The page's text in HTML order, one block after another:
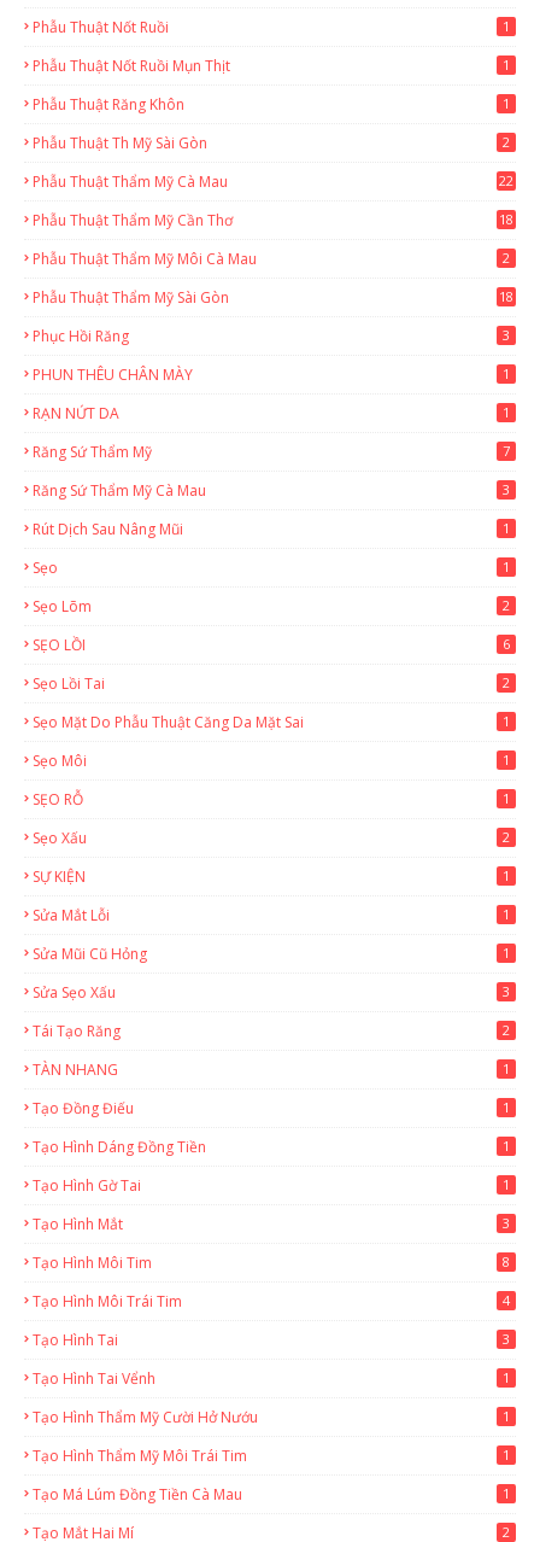
Phẫu Thuật Nốt Ruồi 1
Phẫu Thuật Nốt Ruồi Mụn Thịt 1
Phẫu Thuật Răng Khôn 1
Phẫu Thuật Th Mỹ Sài Gòn 2
Phẫu Thuật Thẩm Mỹ Cà Mau
22
Phẫu Thuật Thẩm Mỹ Cần Thơ
18
Phẫu Thuật Thẩm Mỹ Môi Cà Mau 2
Phẫu Thuật Thẩm Mỹ Sài Gòn
18
Phục Hồi Răng 3
PHUN THÊU CHÂN MÀY 1
RẠN NỨT DA 1
Răng Sứ Thẩm Mỹ 7
Răng Sứ Thẩm Mỹ Cà Mau 3
Rút Dịch Sau Nâng Mũi 1
Sẹo 1
Sẹo Lõm 2
SẸO LỒI 6
Sẹo Lồi Tai 2
Sẹo Mặt Do Phẫu Thuật Căng Da Mặt Sai 1
Sẹo Môi 1
SẸO RỖ 1
Sẹo Xấu 2
SỰ KIỆN 1
Sửa Mắt Lỗi 1
Sửa Mũi Cũ Hỏng 1
Sửa Sẹo Xấu 3
Tái Tạo Răng 2
TÀN NHANG 1
Tạo Đồng Điếu 1
Tạo Hình Dáng Đồng Tiền 1
Tạo Hình Gờ Tai 1
Tạo Hình Mắt 3
Tạo Hình Môi Tim 8
Tạo Hình Môi Trái Tim 4
Tạo Hình Tai 3
Tạo Hình Tai Vểnh 1
Tạo Hình Thẩm Mỹ Cười Hở Nướu 1
Tạo Hình Thẩm Mỹ Môi Trái Tim 1
Tạo Má Lúm Đồng Tiền Cà Mau 1
Tạo Mắt Hai Mí 2